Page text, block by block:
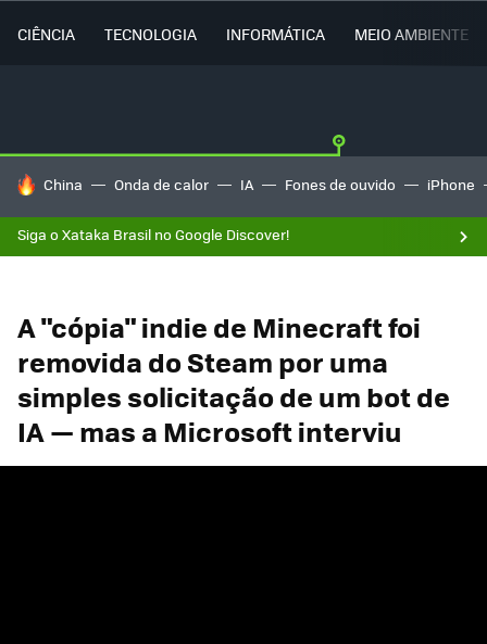
CIÊNCIA TECNOLOGIA INFORMÁTICA MEIO AMBIENTE
TENDÊNCIAS DO DIA
China Onda de calor IA Fones de ouvido iPhone
Siga o Xataka Brasil no Google Discover!
A "cópia" indie de Minecraft foi
removida do Steam por uma
simples solicitação de um bot de
IA — mas a Microsoft interviu